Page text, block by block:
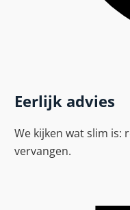
Eerlijk advies
We kijken wat slim is:
vervangen.